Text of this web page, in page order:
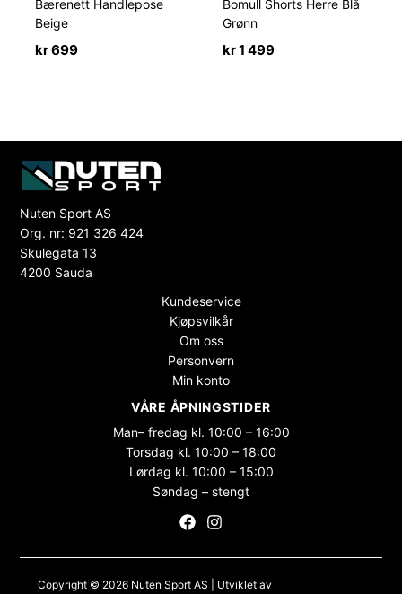
Bærenett Handlepose
Beige
kr699
Bomull Shorts Herre Blå
Grønn
kr1 499
Nuten Sport AS
Org. nr: 921 326 424
Skulegata 13
4200 Sauda
Kundeservice
Kjøpsvilkår
Om oss
Personvern
Min konto
VÅRE ÅPNINGSTIDER
Man– fredag kl. 10:00 – 16:00
Torsdag kl. 10:00 – 18:00
Lørdag kl. 10:00 – 15:00
Søndag – stengt
Copyright © 2026 Nuten Sport AS | Utviklet av